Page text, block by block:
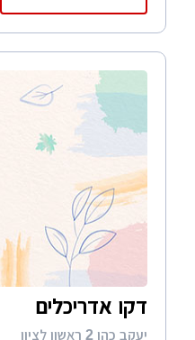
דקו אדריכלים
יעקב כהן 2 ראשון לציון